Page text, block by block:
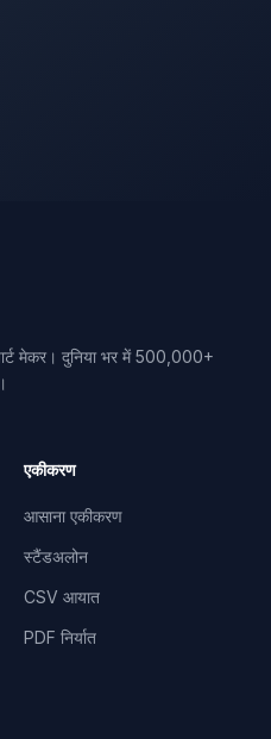
मेकर। दुनिया भर में 500,000+
एकीकरण
आसाना एकीकरण
स्टैंडअलोन
CSV आयात
PDF निर्यात